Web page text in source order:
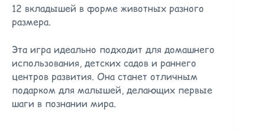
12 вкладышей в форме животных разного
размера.
Эта игра идеально подходит для домашнего
использования, детских садов и раннего
центров развития. Она станет отличным
подарком для малышей, делающих первые
шаги в познании мира.